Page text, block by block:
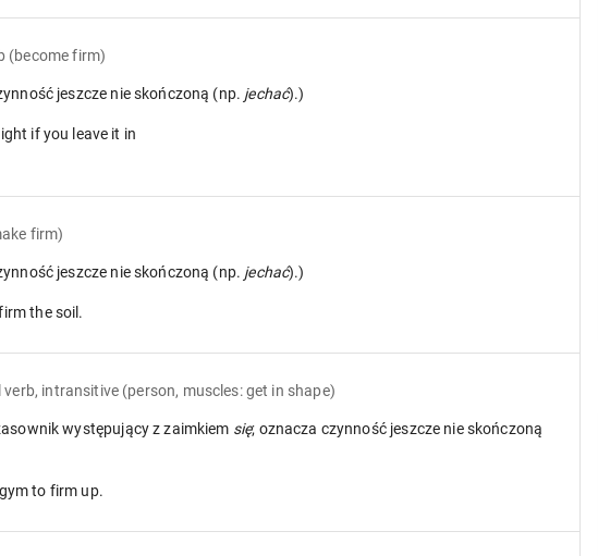
(become firm)
jeszcze nie skończoną (np. jechać).)
if you leave it in
firm)
jeszcze nie skończoną (np. jechać).)
the soil.
verb, intransitive (person, muscles: get in shape)
występujący z zaimkiem się; oznacza czynność jeszcze nie skończoną
to firm up.